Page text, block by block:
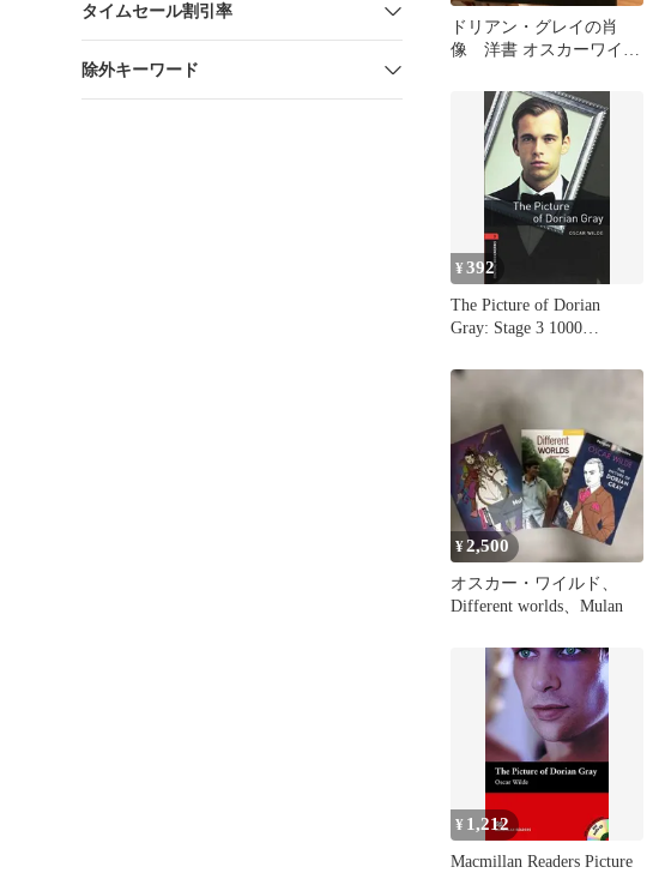
タイムセール割引率
除外キーワード
ドリアン・グレイの肖
像 洋書 オスカーワイル
¥392
The Picture of Dorian
Gray: Stage 3 1000
Bookworms Library) [ペー
パーバック] Wilde，
Oscar; Nevile，Jill
¥2,500
オスカー・ワイルド、
Different worlds、Mulan
¥ 1,212
Macmillan Readers Picture